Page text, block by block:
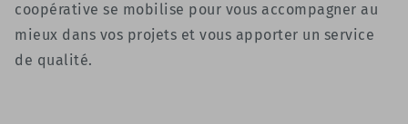
coopérative se mobilise pour vous accompagner au
mieux dans vos projets et vous apporter un service
de qualité.